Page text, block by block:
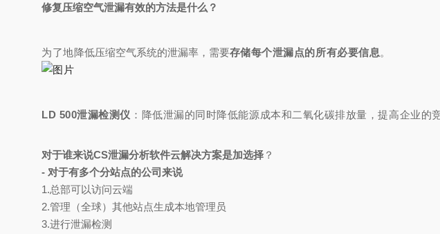
修复压缩空气泄漏有效的方法是什么？
为了地降低压缩空气系统的泄漏率，需要存储每个泄漏点的所有必要信息。
LD 500泄漏检测仪 ：降低泄漏的同时降低能源成本和二氧化碳排放量，提高企业的
对于谁来说CS泄漏分析软件云解决方案是加选择 ？
- 对于有多个分站点的公司来说
1.总部可以访问云端
2.管理（全球）其他站点生成本地管理员
3.进行泄漏检测